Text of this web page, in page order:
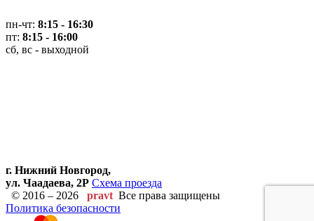
пн-чт: 8:15 - 16:30
пт: 8:15 - 16:00
сб, вс - выходной
г. Нижний Новгород,
ул. Чаадаева, 2Р Схема проезда
© 2016 – 2026 pravtВсе права защищены
Политика безопасности